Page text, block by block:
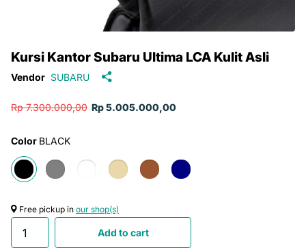
Kursi Kantor Subaru Ultima LCA Kulit Asli
Vendor SUBARU
Rp 7.300.000,00 Rp 5.005.000,00
Color BLACK
Free pickup in our shop(s)
Add to cart